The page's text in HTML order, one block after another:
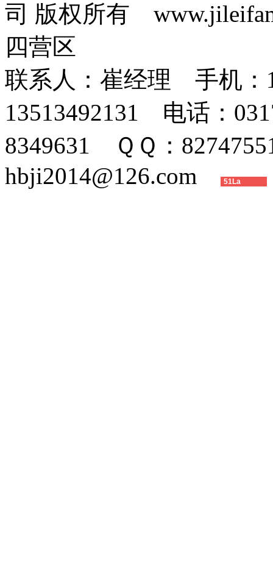
司 版权所有
四营区
联系人：崔经理 手机：
13513492131 电话：
8349631 ＱＱ：
hbji2014@126.com
51La